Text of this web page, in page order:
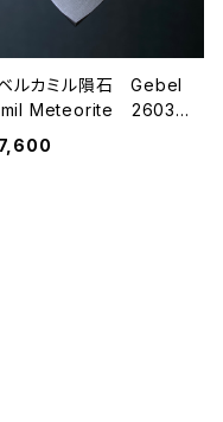
ルカミル隕石 Gebel
Meteorite 26033